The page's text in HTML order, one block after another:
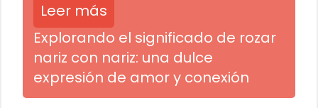
Leer más
Explorando el significado de rozar
nariz con nariz: una dulce
expresión de amor y conexión